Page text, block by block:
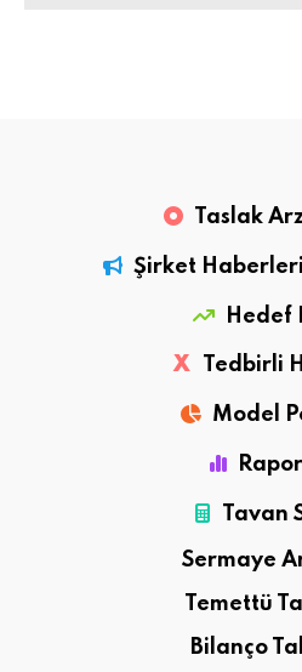
Taslak
Şirket
Hedef
X Tedbirli
Model
Tavan
Sermaye
Temettü
Bilanço